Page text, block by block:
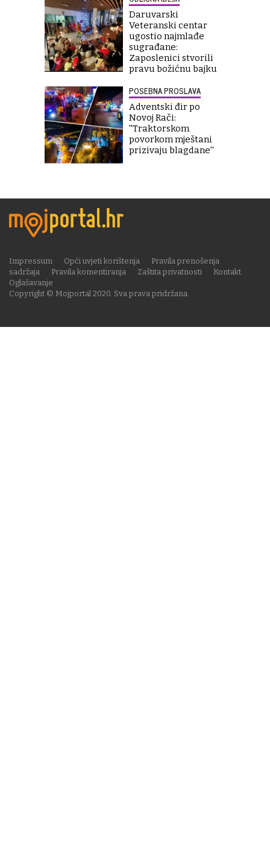
Daruvarski
Veteranski centar
ugostio najmlađe
sugrađane:
Zaposlenici stvorili
pravu božićnu bajku
POSEBNA PROSLAVA
Adventski đir po
Novoj Rači:
''Traktorskom
povorkom mještani
prizivaju blagdane''
Copyright © Mojportal 2020. Sva prava pridržana.
Impressum Opći uvjeti korištenja
Pravila prenošenja
sadržaja
Pravila komentiranja Zaštita privatnosti
Kontakt
Oglašavanje